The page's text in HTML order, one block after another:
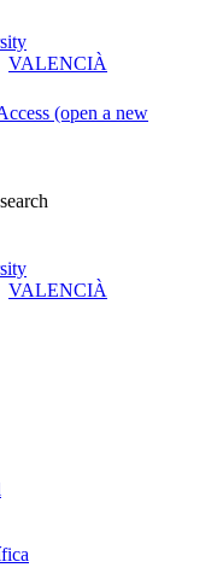
VALENCIÀ
(open a new
VALENCIÀ